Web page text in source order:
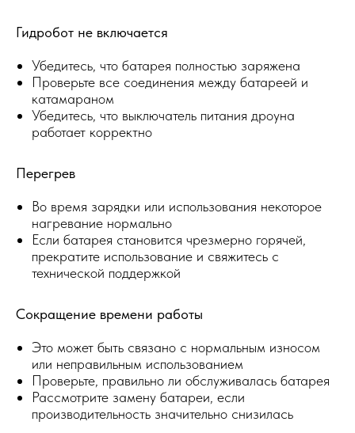
Гидробот не включается
Убедитесь, что батарея полностью заряжена
Проверьте все соединения между батареей и
катамараном
Убедитесь, что выключатель питания дроуна
работает корректно
Перегрев
Во время зарядки или использования некоторое
нагревание нормально
Если батарея становится чрезмерно горячей,
прекратите использование и свяжитесь с
технической поддержкой
Сокращение времени работы
Это может быть связано с нормальным износом
или неправильным использованием
Проверьте, правильно ли обслуживалась батарея
Рассмотрите замену батареи, если
производительность значительно снизилась